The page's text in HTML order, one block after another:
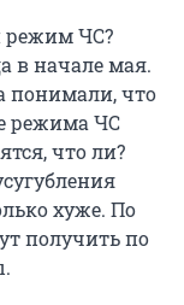
режим ЧС?
в начале мая.
понимали, что
режима ЧС
что ли?
хуже. По
получить по